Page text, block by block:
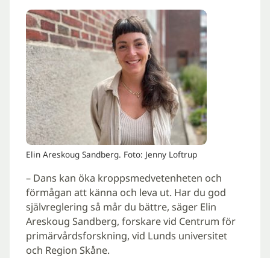
Elin Areskoug Sandberg. Foto: Jenny Loftrup
– Dans kan öka kroppsmedvetenheten och
förmågan att känna och leva ut. Har du god
självreglering så mår du bättre, säger Elin
Areskoug Sandberg, forskare vid Centrum för
primärvårdsforskning, vid Lunds universitet
och Region Skåne.